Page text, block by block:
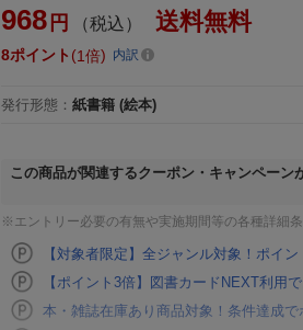
968 円 （税込） 送料無料
8ポイント 1倍 内訳
発行形態 ： 紙書籍 (絵本)
この商品が関連するクーポン・キャンペーン
※エントリー必要の有無や実施期間等の各種詳細
【対象者限定】全ジャンル対象！ポイ
【ポイント3倍】図書カードNEXT利用
本・雑誌在庫あり商品対象！条件達成